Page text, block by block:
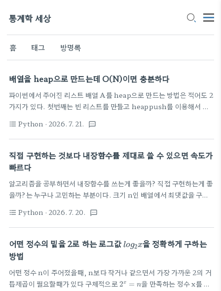
통계학 세상
홈 태그 방명록
배열을 heap으로 만드는데 O(N)이면 충분하다
파이썬에서 주어진 리스트 배열 A를 heap으로 만드는 방법은 적어도 2
가지가 있다. 첫번째는 빈 리스트를 만들고 heappush를 이용해서 하
O(NlogN)이다. 두번째 방법은 heapq에서 지원하는 heapify()를 사
용하는 것이다. 집어넣기만 하면 주어진 배열을 바로 heap으로 만들어
준다. 이 방법의 시간복잡도는... 놀랍게도 O(N)이다. 실제로 두 방법
의 시간을 비교해보면.. import heapqimport randomimport
time# 테스트할 데이터 크기 목록 (1만, 10만, 100만, 500
만)data_sizes = [10000, 100000, 1000000,
5000000]print(f"{'Data Si..
format_list_bulleted Python · 2026. 7. 21. textsms
직접 구현하는 것보다 내장함수를 제대로 쓸 수 있으면 속도가
빠르다
알고리즘을 공부하면서 내장함수를 쓰는게 좋을까? 직접 구현하는게 좋
을까?는 누구나 고민하는 부분이다. 크기 n인 배열에서 최댓값을 구하
최댓값을 갱신해서 찾는다. 어떻게 해도 둘의 시간복잡도는 O(N)이다.
그렇지만 실행시간에는 확실한 차이가 있다. gemini를 이용해 실제 둘
의 실행시간의 테스트 코드를 짜서 비교해본다. import timeimport
random# 1. 테스트 환경 셋팅N = 1000000 # 100만 개의 데이터
print(f"🚀 테스트 데이터 생성 중... (크기: {N}개)")A =
[random.randint(1, 1000000) for _ in range(N)]print("✅
데이터 준비 완료!\n")..
format_list_bulleted Python · 2026. 7. 20. textsms
어떤 정수의 밑을 2로 하는 로그값log2x
log2x
을 정확하게 구하는
방법
어떤 정수 n이 주어졌을때, n보다 작거나 같으면서 가장 가까운 2의 거
듭제곱이 필요할때가 있다 구체적으로2x = n
2x =n 을 만족하는 정수 x를 찾